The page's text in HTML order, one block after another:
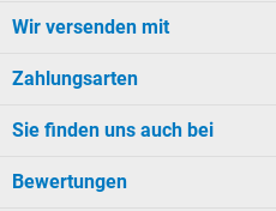
Wir versenden mit
Zahlungsarten
Sie finden uns auch bei
Bewertungen